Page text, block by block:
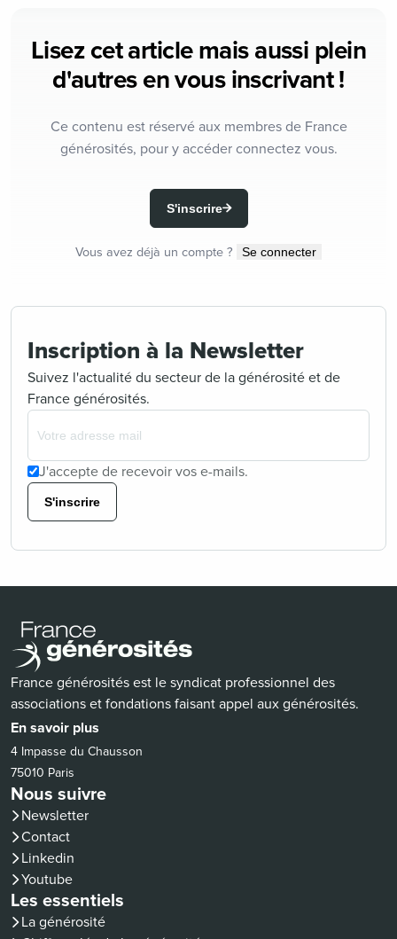
Lisez cet article mais aussi plein
d'autres en vous inscrivant !
Ce contenu est réservé aux membres de France
générosités, pour y accéder connectez vous.
S'inscrire
Vous avez déjà un compte ? Se connecter
Inscription à la Newsletter
Suivez l'actualité du secteur de la générosité et de
France générosités.
J'accepte de recevoir vos e-mails.
S'inscrire
France générosités est le syndicat professionnel des
associations et fondations faisant appel aux générosités.
En savoir plus
4 Impasse du Chausson
75010 Paris
Nous suivre
Newsletter
Contact
Linkedin
(nouvelle fenêtre)
Youtube
(nouvelle fenêtre)
Les essentiels
La générosité